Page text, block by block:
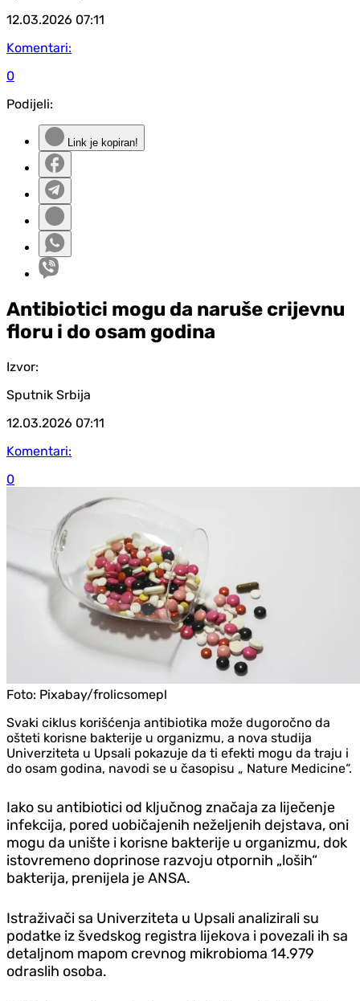
12.03.2026 07:11
Komentari:
0
Podijeli:
Link je kopiran!
Antibiotici mogu da naruše crijevnu
floru i do osam godina
Izvor:
Sputnik Srbija
12.03.2026 07:11
Komentari:
0
Foto: Pixabay/frolicsomepl
Svaki ciklus korišćenja antibiotika može dugoročno da
ošteti korisne bakterije u organizmu, a nova studija
Univerziteta u Upsali pokazuje da ti efekti mogu da traju i
do osam godina, navodi se u časopisu „ Nature Medicine“.
Iako su antibiotici od ključnog značaja za liječenje
infekcija, pored uobičajenih neželjenih dejstava, oni
mogu da unište i korisne bakterije u organizmu, dok
istovremeno doprinose razvoju otpornih „loših“
bakterija, prenijela je ANSA.
Istraživači sa Univerziteta u Upsali analizirali su
podatke iz švedskog registra lijekova i povezali ih sa
detaljnom mapom crevnog mikrobioma 14.979
odraslih osoba.